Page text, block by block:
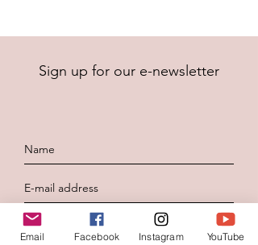
Sign up for our e-newsletter
To send
Email Facebook Instagram YouTube